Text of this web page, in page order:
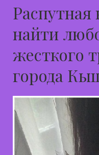
Распутная
найти
жесткого
города